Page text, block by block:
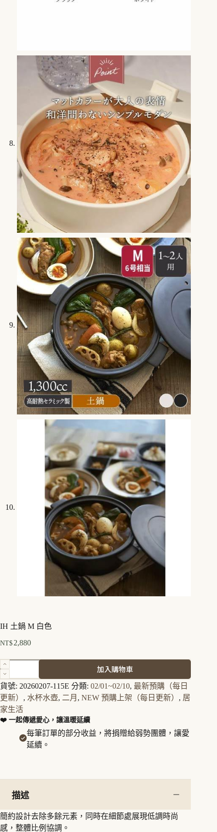
IH 土鍋 M 白色
NT$ 2,880
IH
土
鍋
M
白
色
數
加入購物車
貨號: 20260207-115E 分類: 02/01~02/10, 最新預購（每日
更新） , 水杯水壺, 二月 , NEW 預購上架（每日更新） , 居
家生活
❤️ 一起傳遞愛心，讓溫暖延續
每筆訂單的部分收益，將捐贈給弱勢團體，讓愛
延續。
描述
簡約設計去除多餘元素，同時在細節處展現低調時尚
感，整體比例協調。